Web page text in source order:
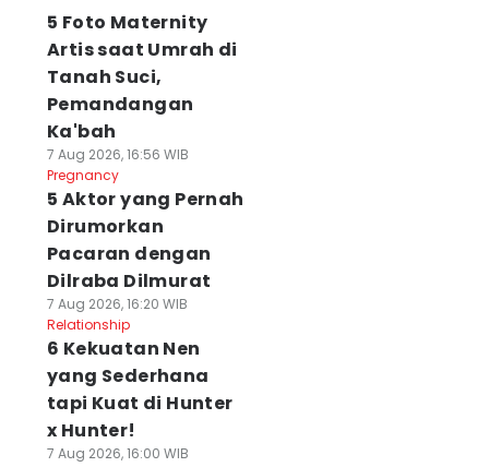
5 Foto Maternity
Artis saat Umrah di
Tanah Suci,
Pemandangan
Ka'bah
7 Aug 2026, 16:56 WIB
Pregnancy
5 Aktor yang Pernah
Dirumorkan
Pacaran dengan
Dilraba Dilmurat
7 Aug 2026, 16:20 WIB
Relationship
6 Kekuatan Nen
yang Sederhana
tapi Kuat di Hunter
x Hunter!
7 Aug 2026, 16:00 WIB